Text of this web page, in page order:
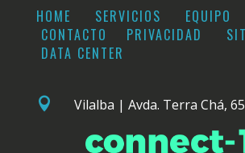
HOME SERVICIOS
EQUIPO
CONTACTO
PRIVACIDAD
DATA CENTER
 Vilalba | Avda. Terra Chá,